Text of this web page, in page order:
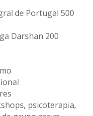
de Portugal 500
Darshan 200
psicoterapia,